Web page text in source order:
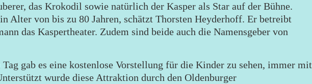
das Krokodil sowie natürlich der Kasper als Star auf der Bühne.
Alter von bis zu 80 Jahren, schätzt Thorsten Heyderhoff. Er betreibt
das Kaspertheater. Zudem sind beide auch die Namensgeber von
gab es eine kostenlose Vorstellung für die Kinder zu sehen, immer mit
wurde diese Attraktion durch den Oldenburger